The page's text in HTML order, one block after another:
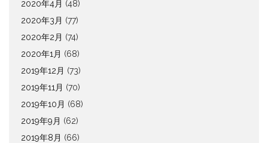
2020年4月 (48)
2020年3月 (77)
2020年2月 (74)
2020年1月 (68)
2019年12月 (73)
2019年11月 (70)
2019年10月 (68)
2019年9月 (62)
2019年8月 (66)